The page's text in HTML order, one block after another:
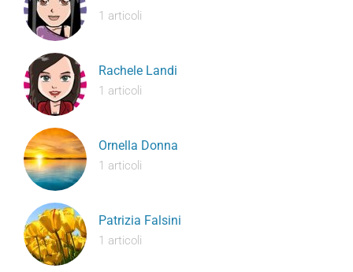
1 articoli
Rachele Landi
1 articoli
Ornella Donna
1 articoli
Patrizia Falsini
1 articoli